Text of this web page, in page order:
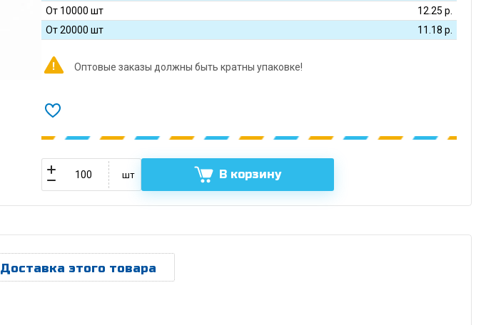
От 10000 шт
12.25 р.
От 20000 шт
11.18 р.
Оптовые заказы должны быть кратны упаковке!
шт В корзину
Доставка этого товара